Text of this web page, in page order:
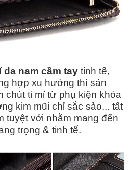
da nam cầm tay tinh tế,
hợp xu hướng thì sản
chút tỉ mỉ từ phụ kiện khóa
kim mũi chỉ sắc sảo... tất
tuyệt với nhằm mang đến
trọng & tinh tế.